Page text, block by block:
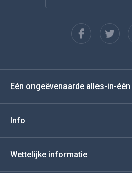
Español
Deutsch
Eén ongeëvenaarde alles-in-
Info
Wettelijke informatie